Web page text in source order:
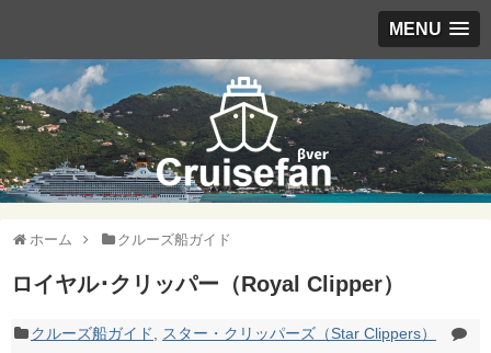
MENU
ホーム クルーズ船ガイド
ロイヤル･クリッパー（Royal Clipper）
クルーズ船ガイド
スター・クリッパーズ（Star Clippers）